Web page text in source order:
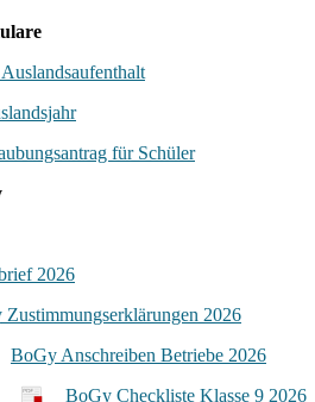
für Schüler
2026
2026
BoGy Anschreiben Betriebe 2026
BoGy Checkliste Klasse 9 2026